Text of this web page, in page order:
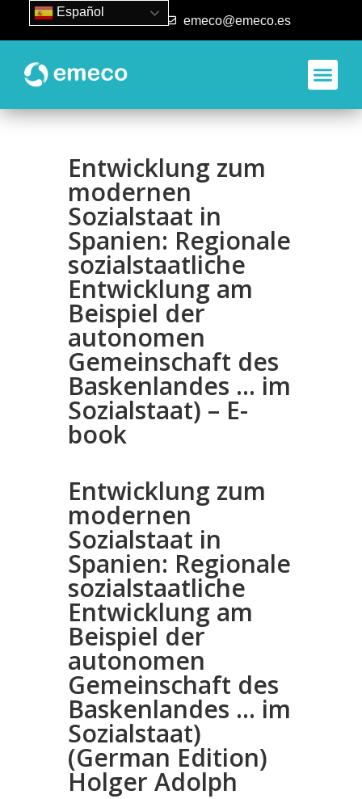
93 840 50 80 emeco@emeco.es
Entwicklung zum
modernen
Sozialstaat in
Spanien: Regionale
sozialstaatliche
Entwicklung am
Beispiel der
autonomen
Gemeinschaft des
Baskenlandes … im
Sozialstaat) – E-
book
Entwicklung zum
modernen
Sozialstaat in
Spanien: Regionale
sozialstaatliche
Entwicklung am
Beispiel der
autonomen
Gemeinschaft des
Baskenlandes … im
Sozialstaat)
(German Edition)
Holger Adolph
Español